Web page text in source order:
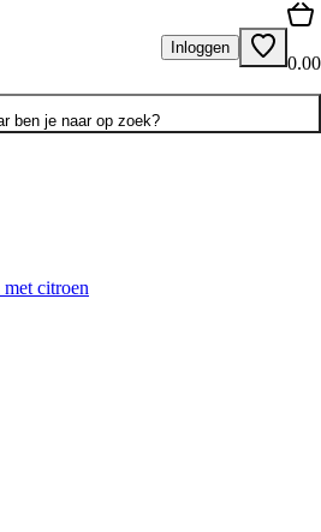
Inloggen
0.00
ben je naar op zoek?
citroen